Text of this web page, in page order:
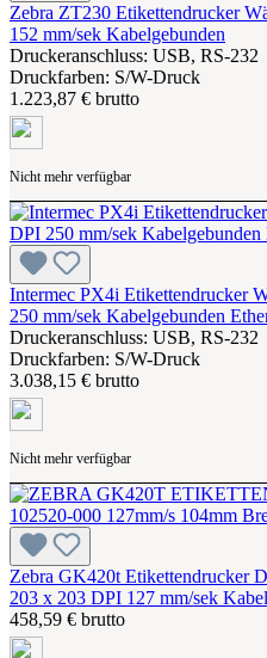
Zebra ZT230 Etikettendrucker
152 mm/sek Kabelgebunden
Druckeranschluss: USB, RS-232
Druckfarben: S/W-Druck
1.223,87 € brutto
Nicht mehr verfügbar
Intermec PX4i Etikettendrucker
250 mm/sek Kabelgebunden
Druckeranschluss: USB, RS-232
Druckfarben: S/W-Druck
3.038,15 € brutto
Nicht mehr verfügbar
Zebra GK420t Etikettendrucker
203 x 203 DPI 127 mm/sek
458,59 € brutto